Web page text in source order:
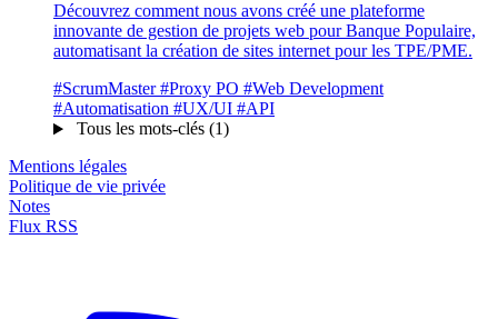
Découvrez comment nous avons créé une plateforme
innovante de gestion de projets web pour Banque Populaire,
automatisant la création de sites internet pour les TPE/PME.
#ScrumMaster #Proxy PO #Web Development
#Automatisation #UX/UI #API
Tous les mots-clés (1)
Mentions légales
Politique de vie privée
Notes
Flux RSS